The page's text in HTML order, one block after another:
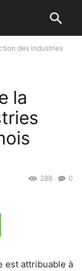
des industries
la
0
288
est attribuable à